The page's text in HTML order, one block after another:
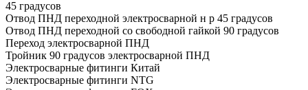
45 градусов
Отвод ПНД переходной электросварной н р 45 градусов
Отвод ПНД переходной со свободной гайкой 90 градусов
Переход электросварной ПНД
Тройник 90 градусов электросварной ПНД
Электросварные фитинги Китай
Электросварные фитинги NTG